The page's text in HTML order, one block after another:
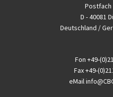
Postfach
D - 40081
Deutschland /
Fon +49-
Fax+49-
eMail